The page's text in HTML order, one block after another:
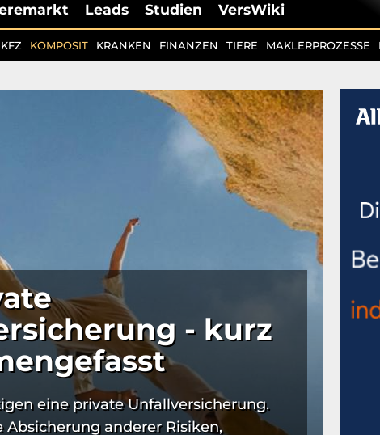
Leads Studien VersWiki
KFZ KOMPOSIT KRANKEN FINANZEN TIERE MAKLERPROZESSE
- kurz
eine private Unfallversicherung.
Absicherung anderer Risiken,